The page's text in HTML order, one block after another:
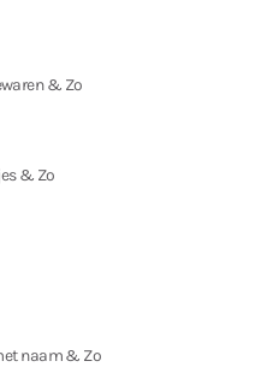
& Zo
& Zo
naam & Zo